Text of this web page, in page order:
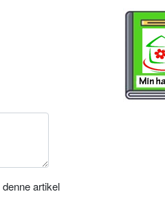
artikel